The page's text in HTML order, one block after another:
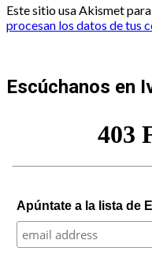
Este sitio usa Akismet
procesan los datos de tus
Escúchanos en
Apúntate a la lista de